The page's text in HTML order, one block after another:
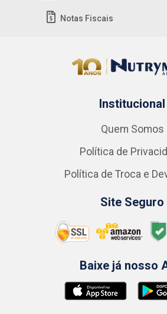
Notas Fiscais
Institucional
Quem Somos
Política de
Política de Troca e
Site Seguro
Baixe já nosso